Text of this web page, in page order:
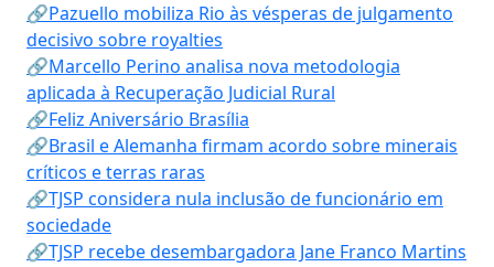
🔗Pazuello mobiliza Rio às vésperas de julgamento
decisivo sobre royalties
🔗Marcello Perino analisa nova metodologia
aplicada à Recuperação Judicial Rural
🔗Feliz Aniversário Brasília
🔗Brasil e Alemanha firmam acordo sobre minerais
críticos e terras raras
🔗TJSP considera nula inclusão de funcionário em
sociedade
🔗TJSP recebe desembargadora Jane Franco Martins